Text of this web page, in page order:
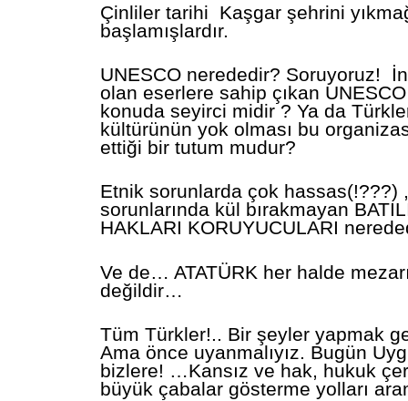
Çinliler tarihi Kaşgar şehrini
başlamışlardır.
UNESCO nerededir? Soruyoruz!
olan eserlere sahip çıkan
konuda seyirci midir ? Ya da
kültürünün yok olması bu
ettiği bir tutum mudur?
Etnik sorunlarda çok hassas(!???) ,
sorunlarında kül bırakmayan
HAKLARI KORUYUCULARI
Ve de… ATATÜRK her halde
değildir…
Tüm Türkler!.. Bir şeyler yapmak
Ama önce uyanmalıyız. Bugün
bizlere! …Kansız ve hak, hukuk
büyük çabalar gösterme yolları